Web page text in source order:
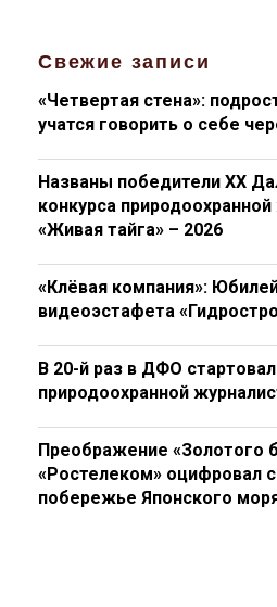
Свежие записи
«Четвертая стена»:
учатся говорить о себе
Названы победители XX
конкурса
«Живая тайга» – 2026
«Клёвая компания»:
видеоэстафета
В 20-й раз в ДФО
природоохранной
Преображение «Золотого
«Ростелеком» оцифровал
побережье Японского